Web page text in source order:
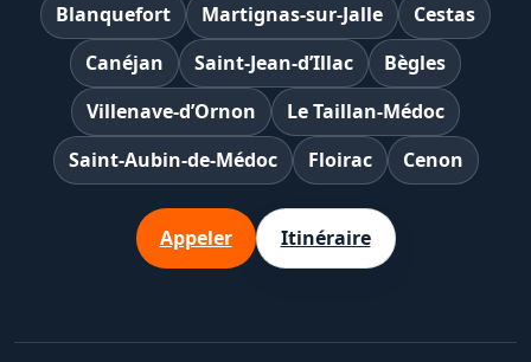
Blanquefort
Martignas-sur-Jalle
Cestas
Canéjan
Saint-Jean-d’Illac
Bègles
Villenave-d’Ornon
Le Taillan-Médoc
Saint-Aubin-de-Médoc
Floirac Cenon
Appeler Itinéraire